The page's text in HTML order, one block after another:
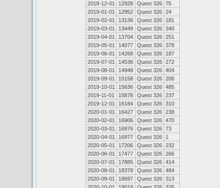
2018-12-01
12928 Quest 326 75
2019-01-01
12952 Quest 326 24
2019-02-01
13136 Quest 326
181
2019-03-01
13449 Quest 326 340
2019-04-01
13704 Quest 326 251
2019-05-01
14077 Quest 326 378
2019-06-01
14268 Quest 326
187
2019-07-01
14536 Quest 326 272
2019-08-01
14948 Quest 326 404
2019-09-01
15158 Quest 326 206
2019-10-01
15636 Quest 326 485
2019-11-01
15878 Quest 326 237
2019-12-01
16184 Quest 326 310
2020-01-01
16427 Quest 326 238
2020-02-01
16906 Quest 326 470
2020-03-01
16976 Quest 326 73
2020-04-01
16977 Quest 326
1
2020-05-01
17206 Quest 326 232
2020-06-01
17477 Quest 326 266
2020-07-01
17885 Quest 326 414
2020-08-01
18378 Quest 326 484
2020-09-01
18697 Quest 326 313